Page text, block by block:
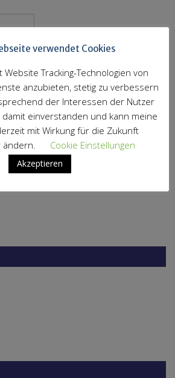
verwendet Cookies
Tracking-Technologien von
anzubieten, stetig zu verbessern
der Interessen der Nutzer
damit einverstanden und kann meine
mit Wirkung für die Zukunft
Cookie Einstellungen
Akzeptieren